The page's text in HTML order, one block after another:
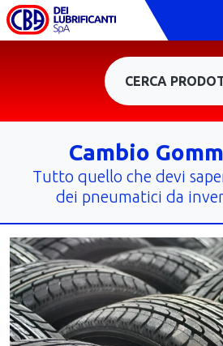
CERCA
Cambio
Tutto quello che devi
dei pneumatici da